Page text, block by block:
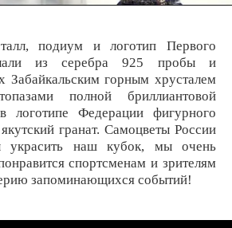
подиум и логотип Первого
из серебра 925 пробы и
Забайкальским горным хрусталем
полной бриллиантовой
логотипе Федерации фигурного
гранат. Самоцветы России
украсить наш кубок, мы очень
спортсменам и зрителям
запоминающихся событий!